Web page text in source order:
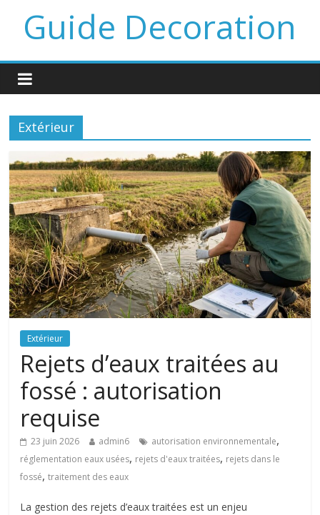
Guide Decoration
Extérieur
Extérieur
Rejets d’eaux traitées au
fossé : autorisation
requise
23 juin 2026 admin6 autorisation environnementale,
réglementation eaux usées, rejets d'eaux traitées, rejets dans le
fossé,traitement des eaux
La gestion des rejets d’eaux traitées est un enjeu